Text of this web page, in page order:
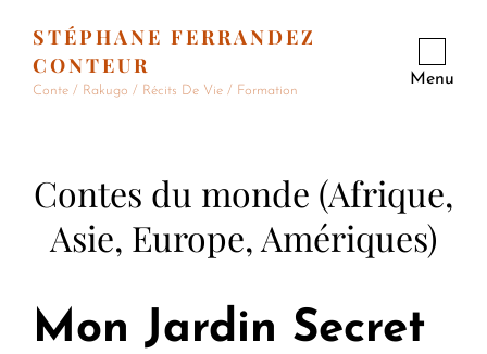
STÉPHANE FERRANDEZ
CONTEUR
Conte / Rakugo / Récits De Vie / Formation
Menu
Contes du monde (Afrique,
Asie, Europe, Amériques)
Mon Jardin Secret